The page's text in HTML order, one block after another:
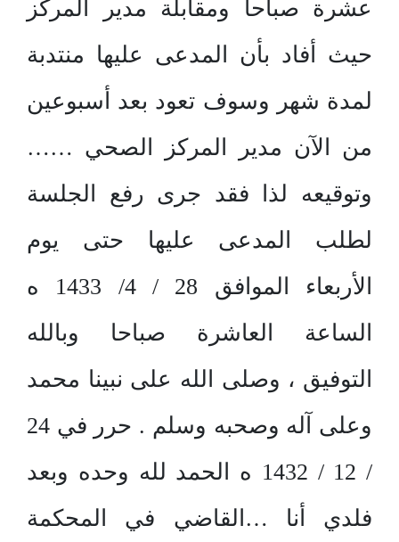
عشرة صباحا ومقابلة مدير المركز
حيث أفاد بأن المدعى عليها منتدبة
لمدة شهر وسوف تعود بعد أسبوعين
من الآن مدير المركز الصحي ……
وتوقيعه لذا فقد جرى رفع الجلسة
لطلب المدعى عليها حتى يوم
الأربعاء الموافق 28 / 4/ 1433 ه
الساعة العاشرة صباحا وبالله
التوفيق ، وصلى الله على نبينا محمد
وعلى آله وصحبه وسلم . حرر في 24
/ 12 / 1432 ه الحمد لله وحده وبعد
فلدي أنا …القاضي في المحكمة